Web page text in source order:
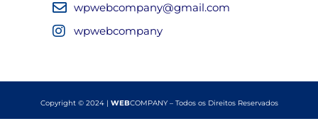
wpwebcompany@gmail.com
wpwebcompany
Copyright © 2024 | WEBCOMPANY – Todos os Direitos Reservados